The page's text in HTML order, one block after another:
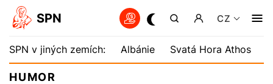
SPN CZ
SPN v jiných zemích: Albánie Svatá Hora Athos
HUMOR